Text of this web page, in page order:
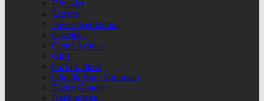
Dövizler
Eczane
Favori İçeriklerim
Gazeteler
Genel Ayarlar
Giriş
Gizlilik İlkesi
Günlük Burç Yorumları
Haber Gönder
Hakkımızda